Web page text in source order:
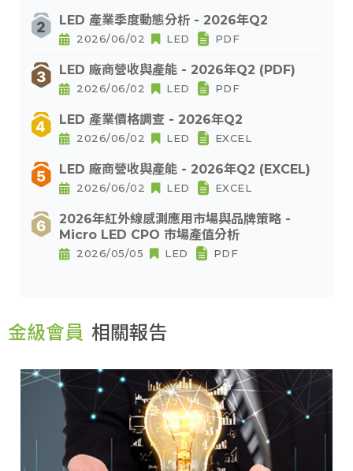
LED 產業季度動態分析 - 2026年Q2
2026/06/02 LED PDF
LED 廠商營收與產能 - 2026年Q2 (PDF)
2026/06/02 LED PDF
LED 產業價格調查 - 2026年Q2
2026/06/02 LED EXCEL
LED 廠商營收與產能 - 2026年Q2 (EXCEL)
2026/06/02 LED EXCEL
2026年紅外線感測應用市場與品牌策略 -
Micro LED CPO 市場產值分析
2026/05/05 LED PDF
金級會員 相關報告